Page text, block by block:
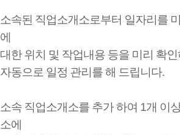
소속된 직업소개소로부터 일자리를
에
대한 위치 및 작업내용 등을 미리 확
자동으로 일정 관리를 해 드립니다.
소속 직업소개소를 추가 하여 1개 이
소에